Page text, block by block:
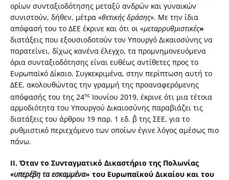
ορίων συνταξιοδότησης μεταξύ ανδρών και γυναικών
συνιστούν, δήθεν, μέτρα «θετικής δράσης». Mε την ίδια
απόφασή του το ΔΕΕ έκρινε και ότι οι «μεταρρυθμιστικές»
διατάξεις που εξουσιοδοτούν τον Υπουργό Δικαιοσύνης να
παρατείνει, δίχως κανένα έλεγχο, τα προμνημονευόμενα
όρια συνταξιοδότησης είναι ευθέως αντίθετες προς το
Ευρωπαϊκό Δίκαιο. Συγκεκριμένα, στην περίπτωση αυτή το
ΔΕΕ, ακολουθώντας την γραμμή της προαναφερόμενης
απόφασής του της 24ης Ιουνίου 2019, έκρινε ότι μια τέτοια
αρμοδιότητα του Υπουργού Δικαιοσύνης παραβιάζει τις
διατάξεις του άρθρου 19 παρ. 1 εδ. β΄ της ΣΕΕ, για το
ρυθμιστικό περιεχόμενο των οποίων έγινε λόγος αμέσως πιο
πάνω.
ΙΙ. Όταν το Συνταγματικό Δικαστήριο της Πολωνίας
«υπερέβη τα εσκαμμένα» του Ευρωπαϊκού Δικαίου και του